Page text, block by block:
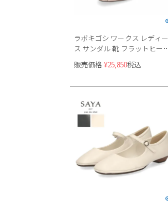
ラボキゴシ ワークス レディー
ス サンダル 靴 フラットヒール
本革 グルカサンダル 12691 ブ
ラック アイボリー 日本製
販売価格 ¥25,850税込